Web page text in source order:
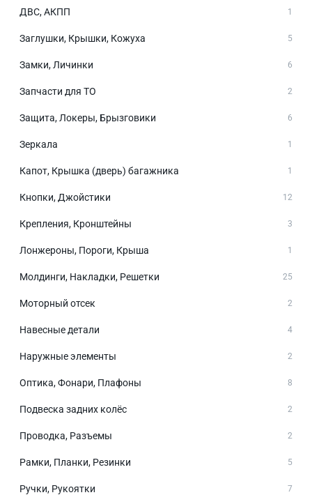
ДВС, АКПП 1
Заглушки, Крышки, Кожуха 5
Замки, Личинки 6
Запчасти для ТО 2
Защита, Локеры, Брызговики 6
Зеркала 1
Капот, Крышка (дверь) багажника 1
Кнопки, Джойстики 12
Крепления, Кронштейны 3
Лонжероны, Пороги, Крыша 1
Молдинги, Накладки, Решетки 25
Моторный отсек 2
Навесные детали 4
Наружные элементы 2
Оптика, Фонари, Плафоны 8
Подвеска задних колёс 2
Проводка, Разъемы 2
Рамки, Планки, Резинки 5
Ручки, Рукоятки 7